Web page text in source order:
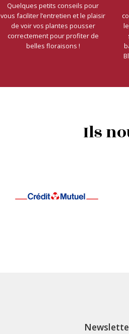
Quelques petits conseils pour
vous faciliter l’entretien et le plaisir
de voir vos plantes pousser
correctement pour profiter de
belles floraisons !
Ils